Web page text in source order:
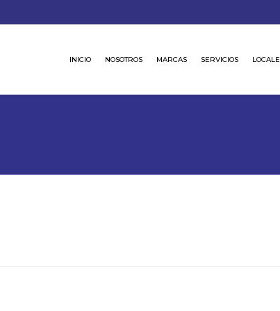
INICIO NOSOTROS MARCAS SERVICIOS